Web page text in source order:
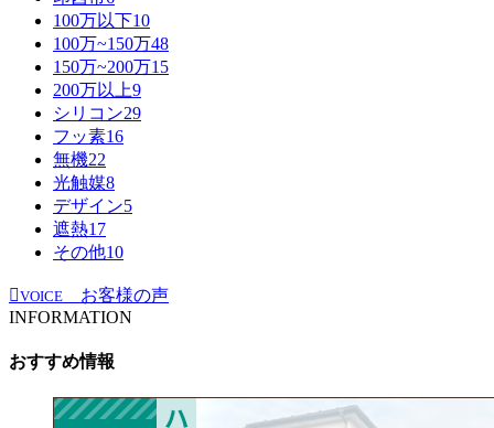
100万以下10
100万~150万48
150万~200万15
200万以上9
シリコン29
フッ素16
無機22
光触媒8
デザイン5
遮熱17
その他10
VOICE
お客様の声
INFORMATION
おすすめ情報